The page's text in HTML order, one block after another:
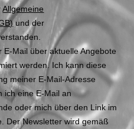
Allgemeine
und der
Mail über aktuelle Angebote
werden. Ich kann diese
meiner E-Mail-Adresse
ich eine E-Mail an
oder mich über den Link im
Der Newsletter wird gemäß